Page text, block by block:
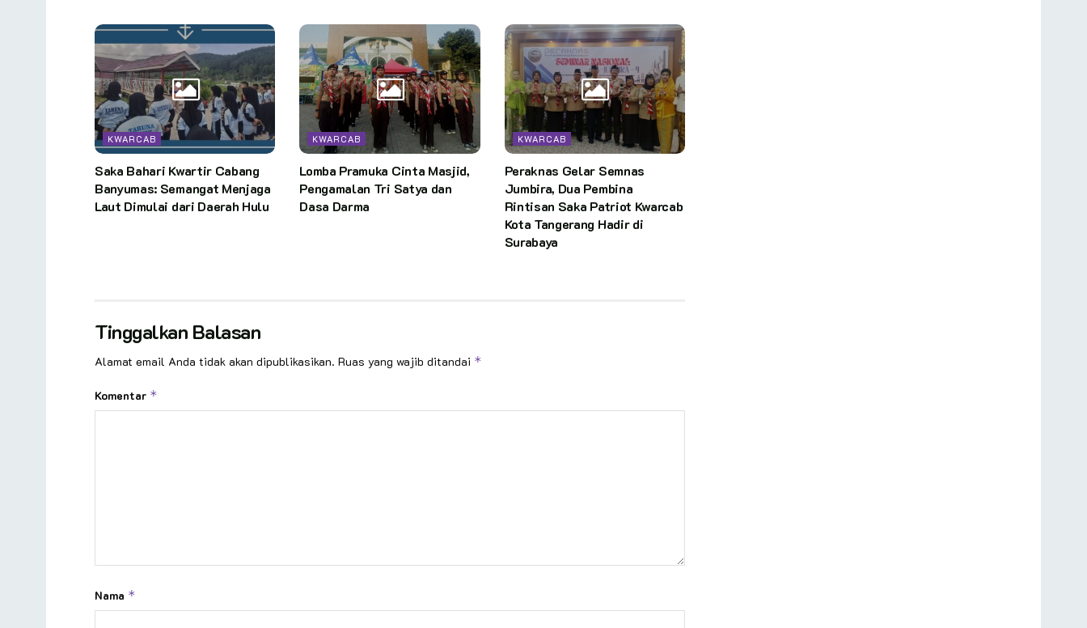
KWARCAB
Saka Bahari Kwartir Cabang
Banyumas: Semangat Menjaga
Laut Dimulai dari Daerah Hulu
KWARCAB
Lomba Pramuka Cinta Masjid,
Pengamalan Tri Satya dan
Dasa Darma
KWARCAB
Peraknas Gelar Semnas
Jumbira, Dua Pembina
Rintisan Saka Patriot Kwarcab
Kota Tangerang Hadir di
Surabaya
Tinggalkan Balasan
Alamat email Anda tidak akan dipublikasikan. Ruas yang wajib ditandai *
Komentar *
Nama *